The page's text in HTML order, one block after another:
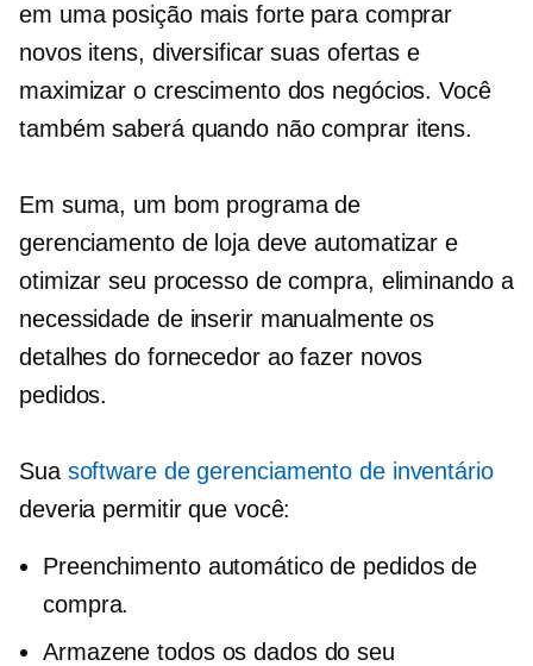
em uma posição mais forte para comprar
novos itens, diversificar suas ofertas e
maximizar o crescimento dos negócios. Você
também saberá quando não comprar itens.
Em suma, um bom programa de
gerenciamento de loja deve automatizar e
otimizar seu processo de compra, eliminando a
necessidade de inserir manualmente os
detalhes do fornecedor ao fazer novos
pedidos.
Sua software de gerenciamento de inventário
deveria permitir que você:
Preenchimento automático de pedidos de
compra.
Armazene todos os dados do seu